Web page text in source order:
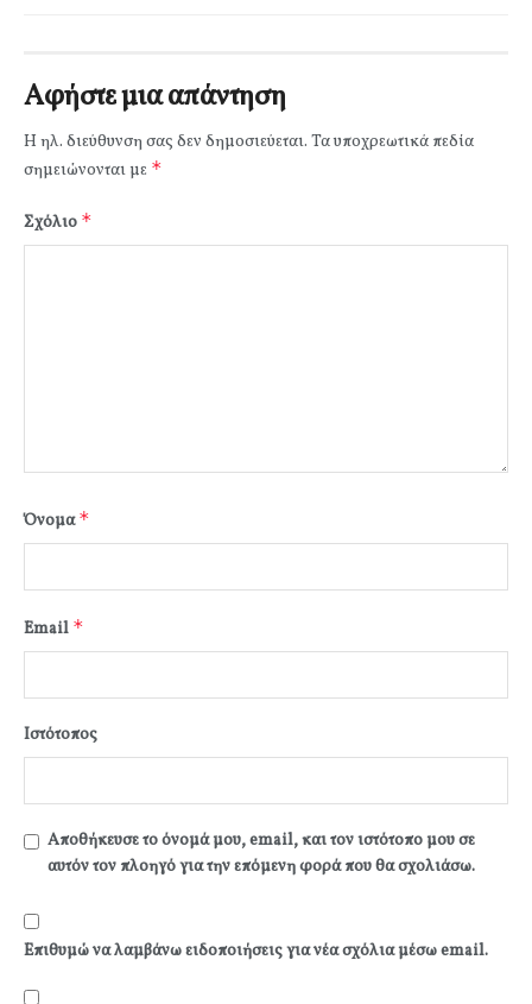
Αφήστε μια απάντηση
Η ηλ. διεύθυνση σας δεν δημοσιεύεται. Τα υποχρεωτικά πεδία
σημειώνονται με *
Σχόλιο *
Όνομα*
Email *
Ιστότοπος
Αποθήκευσε το όνομά μου, email, και τον ιστότοπο μου σε
αυτόν τον πλοηγό για την επόμενη φορά που θα σχολιάσω.
Επιθυμώ να λαμβάνω ειδοποιήσεις για νέα σχόλια μέσω email.